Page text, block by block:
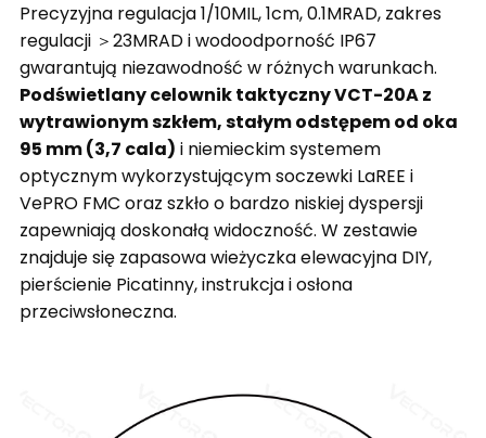
Precyzyjna regulacja 1/10MIL, 1cm, 0.1MRAD, zakres
regulacji ＞23MRAD i wodoodporność IP67
gwarantują niezawodność w różnych warunkach.
Podświetlany celownik taktyczny VCT-20A z
wytrawionym szkłem, stałym odstępem od oka
95 mm (3,7 cala) i niemieckim systemem
optycznym wykorzystującym soczewki LaREE i
VePRO FMC oraz szkło o bardzo niskiej dyspersji
zapewniają doskonałą widoczność. W zestawie
znajduje się zapasowa wieżyczka elewacyjna DIY,
pierścienie Picatinny, instrukcja i osłona
przeciwsłoneczna.